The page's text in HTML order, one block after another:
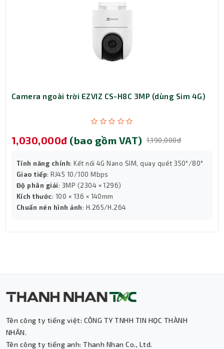
1080 px với tốc độ khung hình từ 15–30 fps, cho hình ảnh
chi tiết, rõ ràng và mượt mà. Công nghệ Starlight Color
Night Vision cùng đèn hồng ngoại 850nm giúp quan sát
đầy đủ màu sắc vào ban đêm, với tầm xa lên đến 30 mét,
đảm bảo bạn không bỏ lỡ bất kỳ chi tiết nào trong khu
C501GW có góc nhìn 122° (chéo), 105° (ngang), 59° (dọc).
bị khả năng xoay ngang 340° và nghiêng 149° giúp bao
đến lối đi xung quanh. Thiết kế cơ động này giảm thiểu
điểm mù, nâng cao hiệu quả giám sát mà không cần
nhiều camera.
Camera ngoài trời EZVIZ CS-H8C 3MP (dùng Sim 4G)
1,030,000đ (bao gồm VAT) 1,190,000đ
Tính năng chính: Kết nối 4G Nano SIM, quay quét 350°/80°
Giao tiếp: RJ45 10/100 Mbps
Độ phân giải: 3MP (2304 × 1296)
Kích thước: 100 × 136 × 140mm
Chuẩn nén hình ảnh: H.265/H.264
Tên công ty tiếng việt: CÔNG TY TNHH TIN HỌC THÀNH
NHÂN.
Tên công ty tiếng anh: Thanh Nhan Co., Ltd.